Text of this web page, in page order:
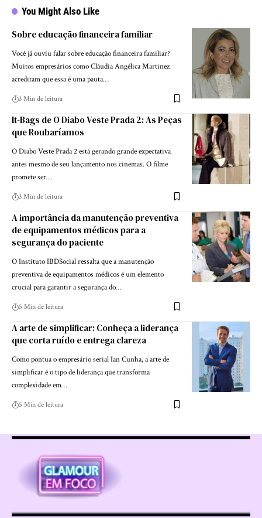
You Might Also Like
Sobre educação financeira familiar
Você já ouviu falar sobre educação financeira familiar?
Muitos empresários como Cláudia Angélica Martinez
acreditam que essa é uma pauta…
3 Min de leitura
It-Bags de O Diabo Veste Prada 2: As Peças
que Roubaríamos
O Diabo Veste Prada 2 está gerando grande expectativa
antes mesmo de seu lançamento nos cinemas. O filme
promete ser…
3 Min de leitura
A importância da manutenção preventiva
de equipamentos médicos para a
segurança do paciente
O Instituto IBDSocial ressalta que a manutenção
preventiva de equipamentos médicos é um elemento
crucial para garantir a segurança do…
5 Min de leitura
A arte de simplificar: Conheça a liderança
que corta ruído e entrega clareza
Como pontua o empresário serial Ian Cunha, a arte de
simplificar é o tipo de liderança que transforma
complexidade em…
5 Min de leitura